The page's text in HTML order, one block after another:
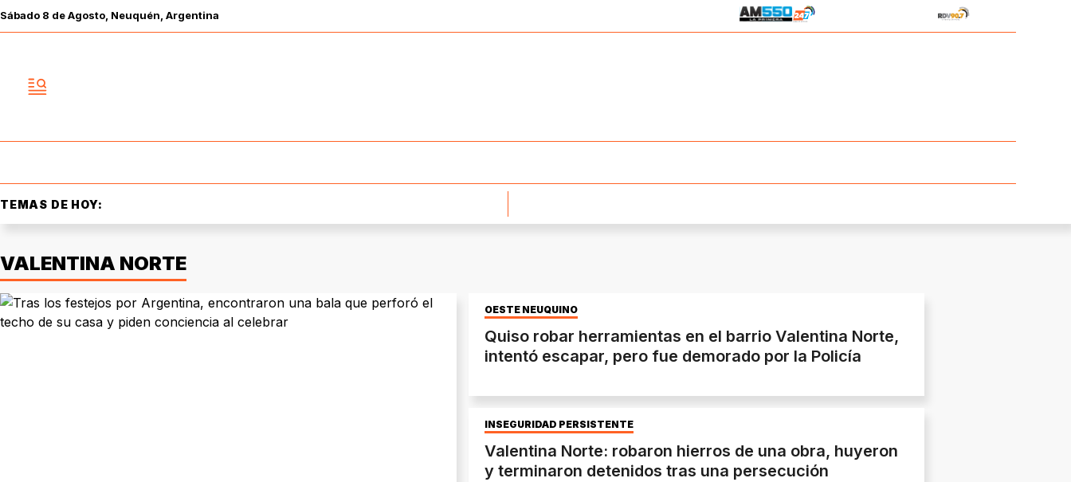
Sábado 8 deAgosto , Neuquén, Argentina
TEMAS DE HOY:
VALENTINA NORTE
OESTE NEUQUINO
Quiso robar herramientas en el barrio Valentina Norte,
intentó escapar, pero fue demorado por la Policía
INSEGURIDAD PERSISTENTE
Valentina Norte: robaron hierros de una obra, huyeron
y terminaron detenidos tras una persecución